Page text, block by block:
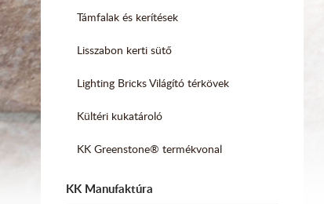
Támfalak és kerítések
Lisszabon kerti sütő
Lighting Bricks Világító térkövek
Kültéri kukatároló
KK Greenstone® termékvonal
KK Manufaktúra